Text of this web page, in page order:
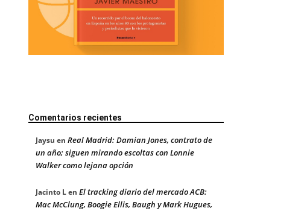
Comentarios recientes
Jaysu en Real Madrid: Damian Jones, contrato de
un año; siguen mirando escoltas con Lonnie
Walker como lejana opción
Jacinto Len El tracking diario del mercado ACB:
Mac McClung, Boogie Ellis, Baugh y Mark Hugues,